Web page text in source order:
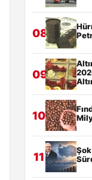
08
09
10
11